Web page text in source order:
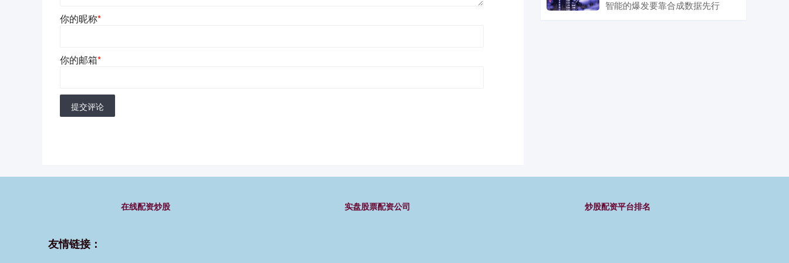
你的昵称*
你的邮箱*
提交评论
智能的爆发要靠合成数据先行
在线配资炒股 实盘股票配资公司 炒股配资平台排名
友情链接：